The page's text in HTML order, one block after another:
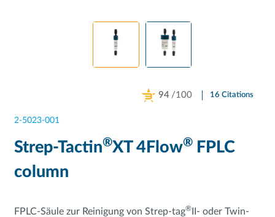
94 /100 16 Citations
2-5023-001
Strep-Tactin®XT 4Flow®FPLC
column
FPLC-Säule zur Reinigung von Strep-tag®II- oder Twin-